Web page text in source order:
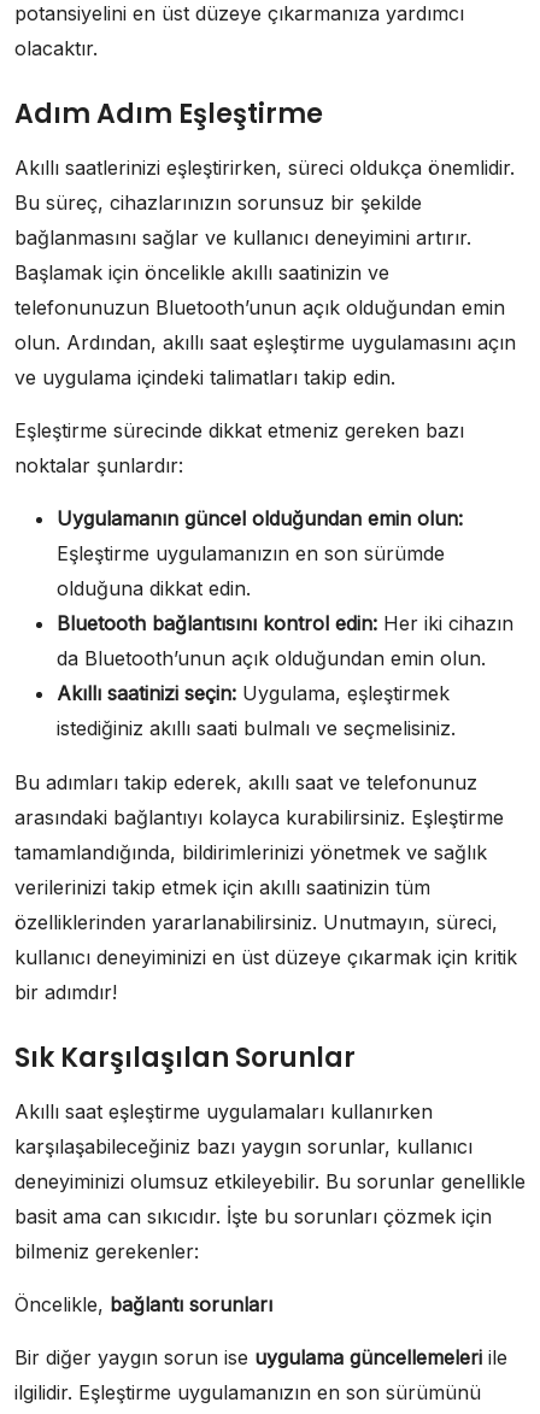
potansiyelini en üst düzeye çıkarmanıza yardımcı
olacaktır.
Adım Adım Eşleştirme
Akıllı saatlerinizi eşleştirirken, süreci oldukça önemlidir.
Bu süreç, cihazlarınızın sorunsuz bir şekilde
bağlanmasını sağlar ve kullanıcı deneyimini artırır.
Başlamak için öncelikle akıllı saatinizin ve
telefonunuzun Bluetooth’unun açık olduğundan emin
olun. Ardından, akıllı saat eşleştirme uygulamasını açın
ve uygulama içindeki talimatları takip edin.
Eşleştirme sürecinde dikkat etmeniz gereken bazı
noktalar şunlardır:
Uygulamanın güncel olduğundan emin olun:
Eşleştirme uygulamanızın en son sürümde
olduğuna dikkat edin.
Bluetooth bağlantısını kontrol edin: Her iki cihazın
da Bluetooth’unun açık olduğundan emin olun.
Akıllı saatinizi seçin: Uygulama, eşleştirmek
istediğiniz akıllı saati bulmalı ve seçmelisiniz.
Bu adımları takip ederek, akıllı saat ve telefonunuz
arasındaki bağlantıyı kolayca kurabilirsiniz. Eşleştirme
tamamlandığında, bildirimlerinizi yönetmek ve sağlık
verilerinizi takip etmek için akıllı saatinizin tüm
özelliklerinden yararlanabilirsiniz. Unutmayın, süreci,
kullanıcı deneyiminizi en üst düzeye çıkarmak için kritik
bir adımdır!
Sık Karşılaşılan Sorunlar
Akıllı saat eşleştirme uygulamaları kullanırken
karşılaşabileceğiniz bazı yaygın sorunlar, kullanıcı
deneyiminizi olumsuz etkileyebilir. Bu sorunlar genellikle
basit ama can sıkıcıdır. İşte bu sorunları çözmek için
bilmeniz gerekenler:
Öncelikle, bağlantı sorunları
Bir diğer yaygın sorun ise uygulama güncellemeleri ile
ilgilidir. Eşleştirme uygulamanızın en son sürümünü